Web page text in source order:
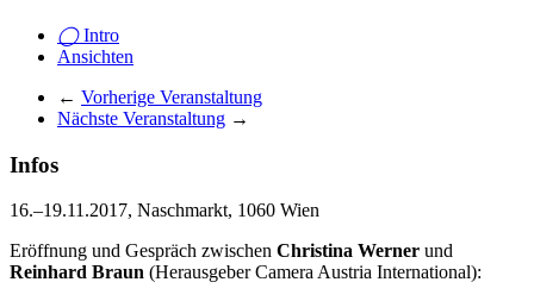
◯Intro
Ansichten
← Vorherige Veranstaltung
Nächste Veranstaltung →
Infos
16.–19.11.2017, Naschmarkt, 1060 Wien
Eröffnung und Gespräch zwischen Christina Werner und
Reinhard Braun (Herausgeber Camera Austria International):